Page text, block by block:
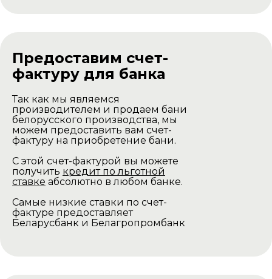
Предоставим счет-
фактуру для банка
Так как мы являемся
производителем и продаем бани
белорусского производства, мы
можем предоставить вам счет-
фактуру на приобретение бани.
С этой счет-фактурой вы можете
получить кредит по льготной
ставке абсолютно в любом банке.
Самые низкие ставки по счет-
фактуре предоставляет
Беларусбанк и Белагропромбанк